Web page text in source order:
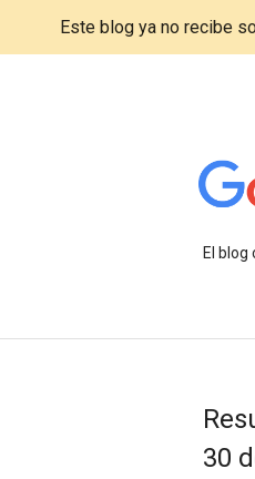
Este blog ya no recibe
El blog
30